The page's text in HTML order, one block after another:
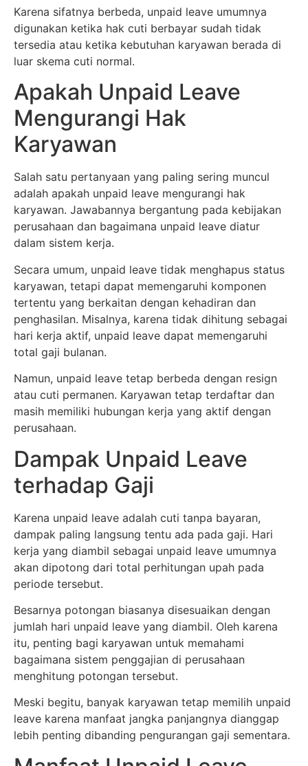
Karena sifatnya berbeda, unpaid leave umumnya
digunakan ketika hak cuti berbayar sudah tidak
tersedia atau ketika kebutuhan karyawan berada di
luar skema cuti normal.
Apakah Unpaid Leave
Mengurangi Hak
Karyawan
Salah satu pertanyaan yang paling sering muncul
adalah apakah unpaid leave mengurangi hak
karyawan. Jawabannya bergantung pada kebijakan
perusahaan dan bagaimana unpaid leave diatur
dalam sistem kerja.
Secara umum, unpaid leave tidak menghapus status
karyawan, tetapi dapat memengaruhi komponen
tertentu yang berkaitan dengan kehadiran dan
penghasilan. Misalnya, karena tidak dihitung sebagai
hari kerja aktif, unpaid leave dapat memengaruhi
total gaji bulanan.
Namun, unpaid leave tetap berbeda dengan resign
atau cuti permanen. Karyawan tetap terdaftar dan
masih memiliki hubungan kerja yang aktif dengan
perusahaan.
Dampak Unpaid Leave
terhadap Gaji
Karena unpaid leave adalah cuti tanpa bayaran,
dampak paling langsung tentu ada pada gaji. Hari
kerja yang diambil sebagai unpaid leave umumnya
akan dipotong dari total perhitungan upah pada
periode tersebut.
Besarnya potongan biasanya disesuaikan dengan
jumlah hari unpaid leave yang diambil. Oleh karena
itu, penting bagi karyawan untuk memahami
bagaimana sistem penggajian di perusahaan
menghitung potongan tersebut.
Meski begitu, banyak karyawan tetap memilih unpaid
leave karena manfaat jangka panjangnya dianggap
lebih penting dibanding pengurangan gaji sementara.